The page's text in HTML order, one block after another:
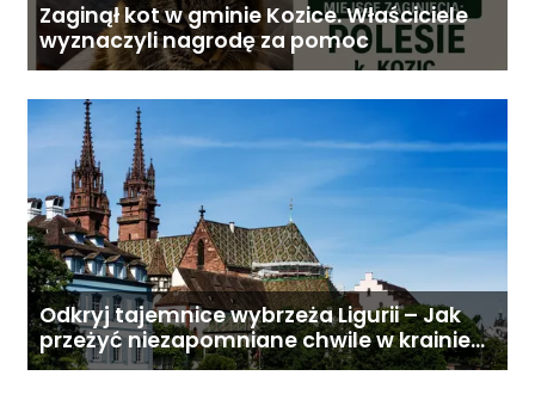
Zaginął kot w gminie Kozice. Właściciele
wyznaczyli nagrodę za pomoc
Odkryj tajemnice wybrzeża Ligurii – Jak
przeżyć niezapomniane chwile w krainie
pesto i słońca